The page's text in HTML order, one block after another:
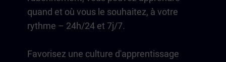
quand et où vous le souhaitez, à votre
rythme – 24h/24 et 7j/7.
Favorisez une culture d'apprentissage